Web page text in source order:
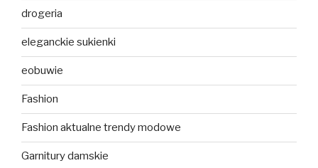
drogeria
eleganckie sukienki
eobuwie
Fashion
Fashion aktualne trendy modowe
Garnitury damskie